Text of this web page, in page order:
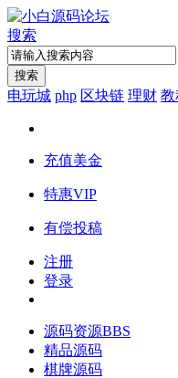
搜索
搜索
电玩城 php 区块链 理财 教
充值美金
特惠VIP
有偿投稿
注册
登录
源码资源BBS
精品源码
棋牌源码